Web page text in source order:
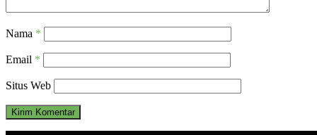
Nama *
Email *
Situs Web